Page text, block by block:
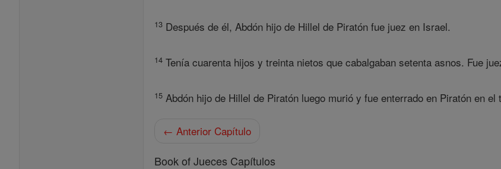
13 Después de él, Abdón hijo de Hillel de Piratón fue juez en Israel.
14 Tenía cuarenta hijos y treinta nietos que cabalgaban setenta asnos. Fue
15 Abdón hijo de Hillel de Piratón luego murió y fue enterrado en Piratón en
← Anterior Capítulo
Book of Jueces Capítulos